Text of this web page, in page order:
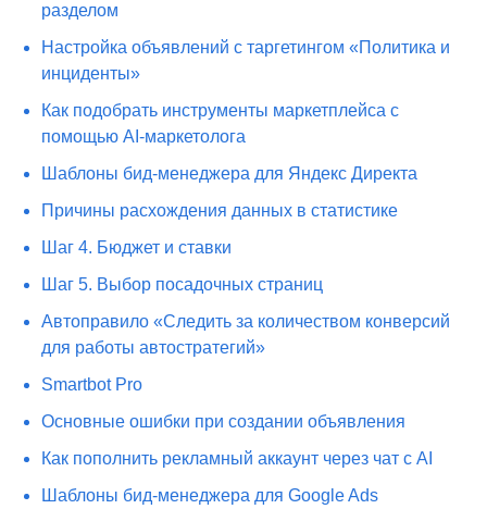
разделом
Настройка объявлений с таргетингом «Политика и
инциденты»
Как подобрать инструменты маркетплейса с
помощью AI-маркетолога
Шаблоны бид-менеджера для Яндекс Директа
Причины расхождения данных в статистике
Шаг 4. Бюджет и ставки
Шаг 5. Выбор посадочных страниц
Автоправило «Следить за количеством конверсий
для работы автостратегий»
Smartbot Pro
Основные ошибки при создании объявления
Как пополнить рекламный аккаунт через чат с AI
Шаблоны бид-менеджера для Google Ads